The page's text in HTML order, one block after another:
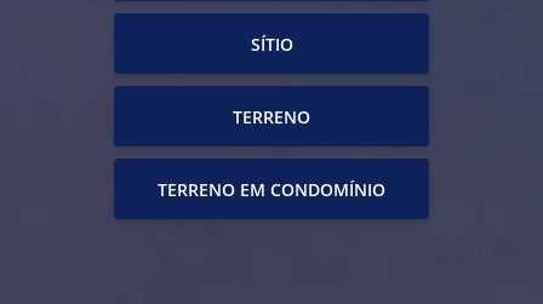
SÍTIO
TERRENO
TERRENO EM CONDOMÍNIO